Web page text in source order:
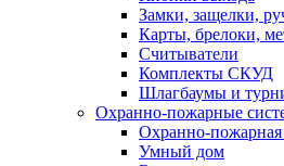
Замки, защелки,
Карты, брелоки,
Считыватели
Комплекты СКУД
Шлагбаумы и
Охранно-пожарные
Охранно-пожарная
Умный дом